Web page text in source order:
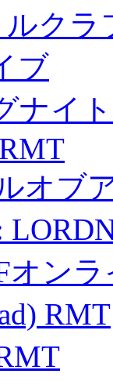
ルク
ブ
ナイ
オブ
オン
RMT